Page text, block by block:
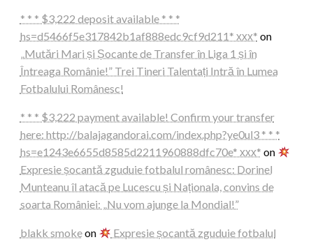
* * * $3,222 deposit available * * *
hs=d5466f5e317842b1af888edc9cf9d211* ххх* on
„Mutări Mari și Șocante de Transfer în Liga 1 și în
Întreaga Românie!” Trei Tineri Talentați Intră în Lumea
Fotbalului Românesc!
* * * $3,222 payment available! Confirm your transfer
here: http://balajagandorai.com/index.php?ye0ul3 * * *
hs=e1243e6655d8585d2211960888dfc70e* ххх* on
Expresie șocantă zguduie fotbalul românesc: Dorinel
Munteanu îl atacă pe Lucescu și Naționala, convins de
soarta României: „Nu vom ajunge la Mondial!”
blakk smokeon
Expresie șocantă zguduie fotbalul